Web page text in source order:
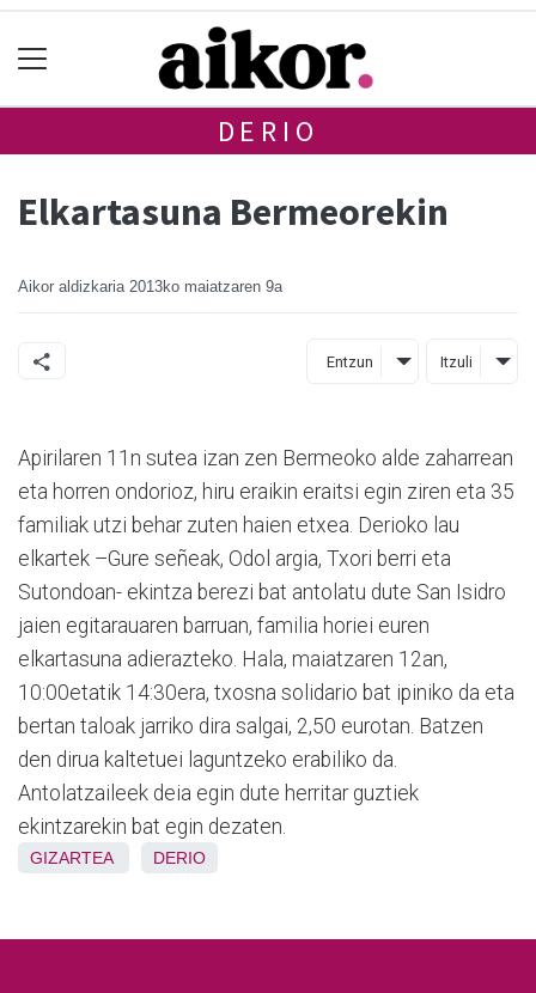
DERIO
Elkartasuna Bermeorekin
Aikor aldizkaria 2013ko maiatzaren 9a
Entzun Itzuli
Apirilaren 11n sutea izan zen Bermeoko alde zaharrean
eta horren ondorioz, hiru eraikin eraitsi egin ziren eta 35
familiak utzi behar zuten haien etxea. Derioko lau
elkartek –Gure señeak, Odol argia, Txori berri eta
Sutondoan- ekintza berezi bat antolatu dute San Isidro
jaien egitarauaren barruan, familia horiei euren
elkartasuna adierazteko. Hala, maiatzaren 12an,
10:00etatik 14:30era, txosna solidario bat ipiniko da eta
bertan taloak jarriko dira salgai, 2,50 eurotan. Batzen
den dirua kaltetuei laguntzeko erabiliko da.
Antolatzaileek deia egin dute herritar guztiek
ekintzarekin bat egin dezaten.
GIZARTEA DERIO